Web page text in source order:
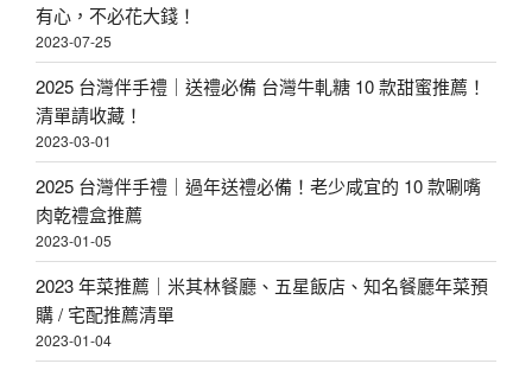
有心，不必花大錢！
2023-07-25
2025 台灣伴手禮｜送禮必備 台灣牛軋糖 10 款甜蜜推薦！
清單請收藏！
2023-03-01
2025 台灣伴手禮｜過年送禮必備！老少咸宜的 10 款唰嘴
肉乾禮盒推薦
2023-01-05
2023 年菜推薦｜米其林餐廳、五星飯店、知名餐廳年菜預
購 / 宅配推薦清單
2023-01-04